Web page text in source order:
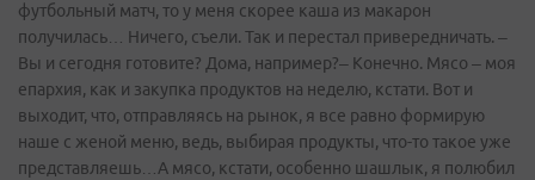
футбольный матч, то у меня скорее каша из макарон
получилась… Ничего, съели. Так и перестал привередничать. –
Вы и сегодня готовите? Дома, например?– Конечно. Мясо – моя
епархия, как и закупка продуктов на неделю, кстати. Вот и
выходит, что, отправляясь на рынок, я все равно формирую
наше с женой меню, ведь, выбирая продукты, что-то такое уже
представляешь…А мясо, кстати, особенно шашлык, я полюбил